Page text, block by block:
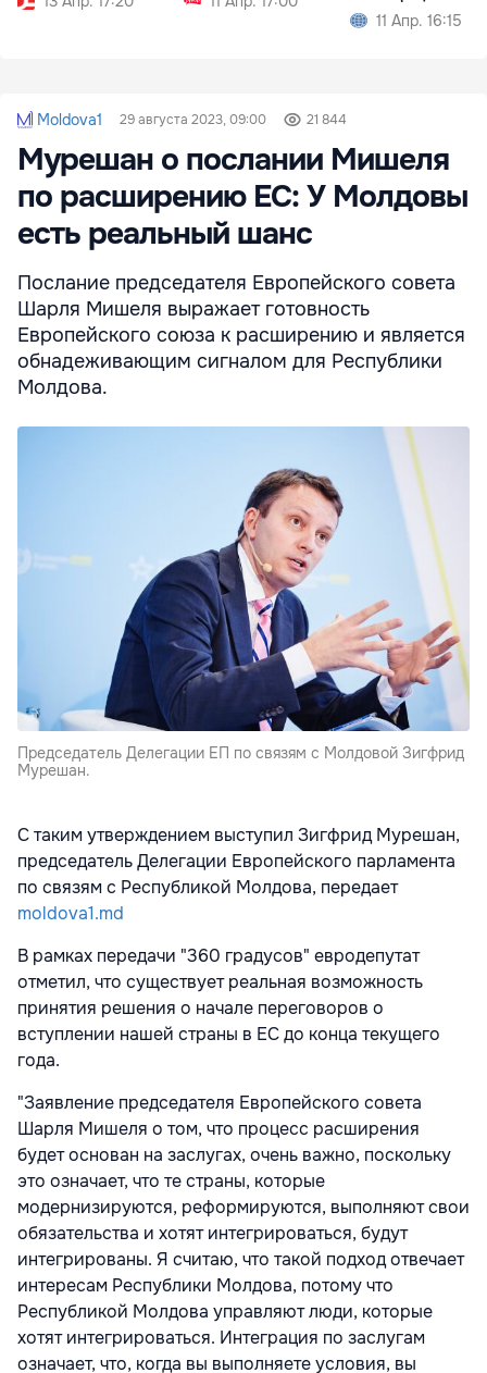
Сынжере
11 Апр. 16:15
Moldova1 29 августа 2023, 09:00 21 844
Мурешан о послании Мишеля
по расширению ЕС: У Молдовы
есть реальный шанс
Послание председателя Европейского совета
Шарля Мишеля выражает готовность
Европейского союза к расширению и является
обнадеживающим сигналом для Республики
Молдова.
Председатель Делегации ЕП по связям с Молдовой Зигфрид
Мурешан.
С таким утверждением выступил Зигфрид Мурешан,
председатель Делегации Европейского парламента
по связям с Республикой Молдова, передает
moldova1.md
В рамках передачи "360 градусов" евродепутат
отметил, что существует реальная возможность
принятия решения о начале переговоров о
вступлении нашей страны в ЕС до конца текущего
года.
"Заявление председателя Европейского совета
Шарля Мишеля о том, что процесс расширения
будет основан на заслугах, очень важно, поскольку
это означает, что те страны, которые
модернизируются, реформируются, выполняют свои
обязательства и хотят интегрироваться, будут
интегрированы. Я считаю, что такой подход отвечает
интересам Республики Молдова, потому что
Республикой Молдова управляют люди, которые
хотят интегрироваться. Интеграция по заслугам
означает, что, когда вы выполняете условия, вы